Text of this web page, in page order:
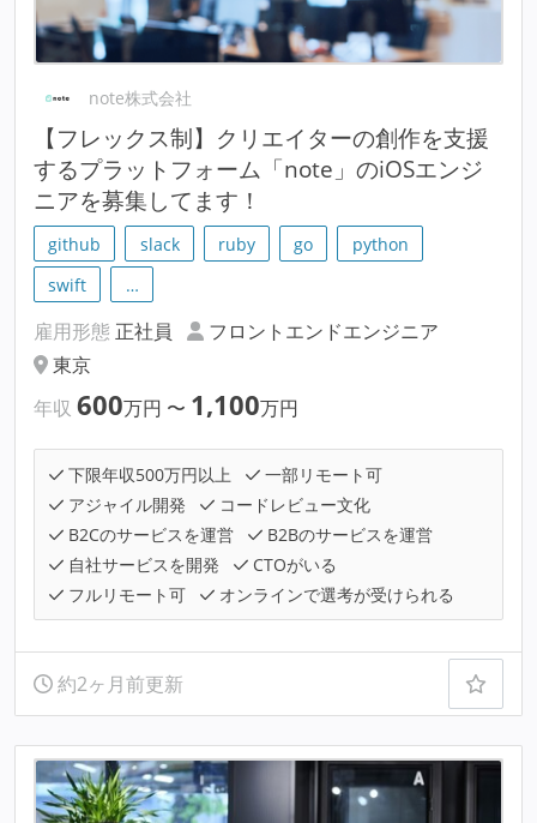
note株式会社
【フレックス制】クリエイターの創作を支援
するプラットフォーム「note」のiOSエンジ
ニアを募集してます！
github slack ruby go
python
swift
…
雇用形態 正社員
フロントエンドエンジニア
東京
年収 600万円 〜 1,100万円
下限年収500万円以上
一部リモート可
アジャイル開発
コードレビュー文化
B2Cのサービスを運営
B2Bのサービスを運営
自社サービスを開発
CTOがいる
フルリモート可
オンラインで選考が受けられる
約2ヶ月前更新